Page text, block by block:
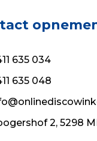
635 034
635 048
2, 5298